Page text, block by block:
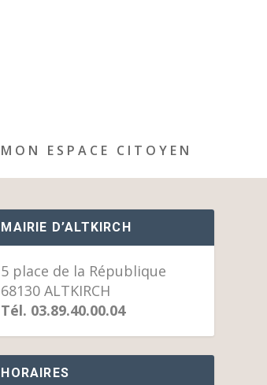
MON ESPACE CITOYEN
MAIRIE D’ALTKIRCH
5 place de la République
68130 ALTKIRCH
Tél. 03.89.40.00.04
HORAIRES